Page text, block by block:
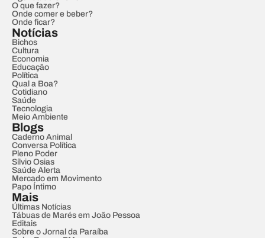
O que fazer?
Onde comer e beber?
Onde ficar?
Notícias
Bichos
Cultura
Economia
Educação
Política
Qual a Boa?
Cotidiano
Saúde
Tecnologia
Meio Ambiente
Blogs
Caderno Animal
Conversa Política
Pleno Poder
Sílvio Osias
Saúde Alerta
Mercado em Movimento
Papo Íntimo
Mais
Últimas Notícias
Tábuas de Marés em João Pessoa
Editais
Sobre o Jornal da Paraíba